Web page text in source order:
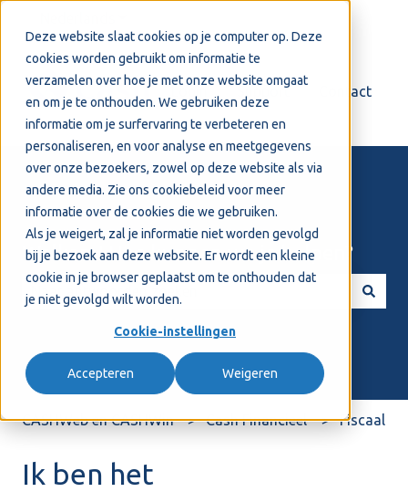
Deze website slaat cookies op je computer op. Deze
cookies worden gebruikt om informatie te
verzamelen over hoe je met onze website omgaat
en om je te onthouden. We gebruiken deze
informatie om je surfervaring te verbeteren en
personaliseren, en voor analyse en meetgegevens
over onze bezoekers, zowel op deze website als via
andere media. Zie ons cookiebeleid voor meer
informatie over de cookies die we gebruiken.
Als je weigert, zal je informatie niet worden gevolgd
bij je bezoek aan deze website. Er wordt een kleine
cookie in je browser geplaatst om te onthouden dat
je niet gevolgd wilt worden.
Cookie-instellingen
Accepteren Weigeren
Support Contact
Welkom! Hoe kunnen we je helpen?
CASHWeb en CASHWin Cash Financieel Fiscaal
Ik ben het